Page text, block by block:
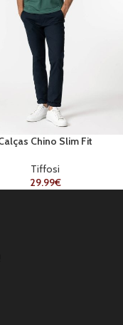
Chino Slim Fit
Tiffosi
29.99€